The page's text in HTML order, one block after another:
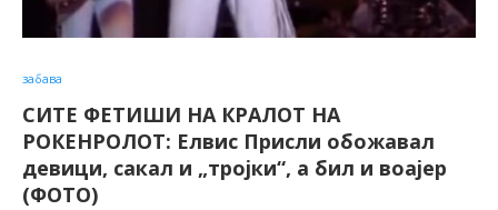
забава
СИТЕ ФЕТИШИ НА КРАЛОТ НА
РОКЕНРОЛОТ: Елвис Присли обожавал
девици, сакал и „тројки“, а бил и воајер
(ФОТО)